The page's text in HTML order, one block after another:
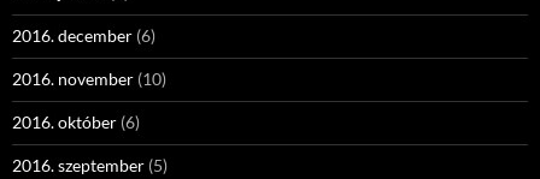
2016. december (6)
2016. november (10)
2016. október (6)
2016. szeptember (5)